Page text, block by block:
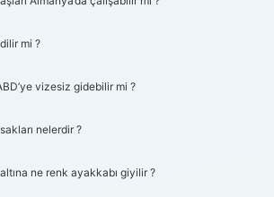
mi ?
vizesiz gidebilir mi ?
nelerdir ?
ne renk ayakkabı giyilir ?